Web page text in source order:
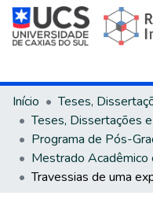
Início